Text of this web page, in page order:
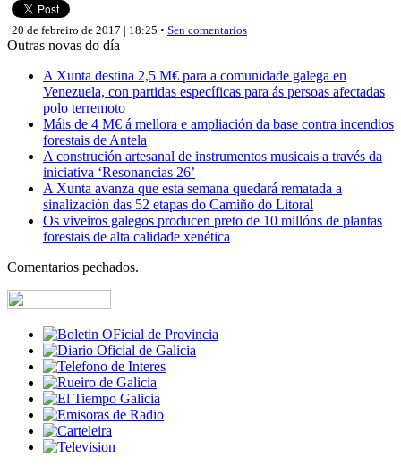
20 de febreiro de 2017 | 18:25 • Sen comentarios
Outras novas do día
A Xunta destina 2,5 M€ para a comunidade galega en
Venezuela, con partidas específicas para ás persoas afectadas
polo terremoto
Máis de 4 M€ á mellora e ampliación da base contra incendios
forestais de Antela
A construción artesanal de instrumentos musicais a través da
iniciativa ‘Resonancias 26’
A Xunta avanza que esta semana quedará rematada a
sinalización das 52 etapas do Camiño do Litoral
Os viveiros galegos producen preto de 10 millóns de plantas
forestais de alta calidade xenética
Comentarios pechados.